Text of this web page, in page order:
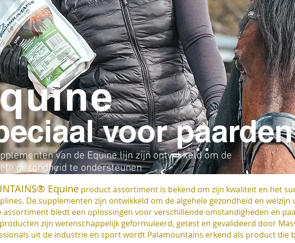
voor paarden
van de Equine lijn zijn ontwikkeld om de
gezondheid te ondersteunen
Equineproduct assortiment is bekend om zijn kwaliteit en het
De supplementen zijn ontwikkeld om de algehele gezondheid en
assortiment biedt een oplossingen voor verschillende omstandigheden en
zijn wetenschappelijk geformuleerd, getest en gevalideerd door
uit de industrie en sport wordt Palamountains erkend als product die